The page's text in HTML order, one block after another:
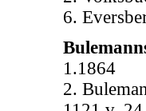
6.
1.1864
2.